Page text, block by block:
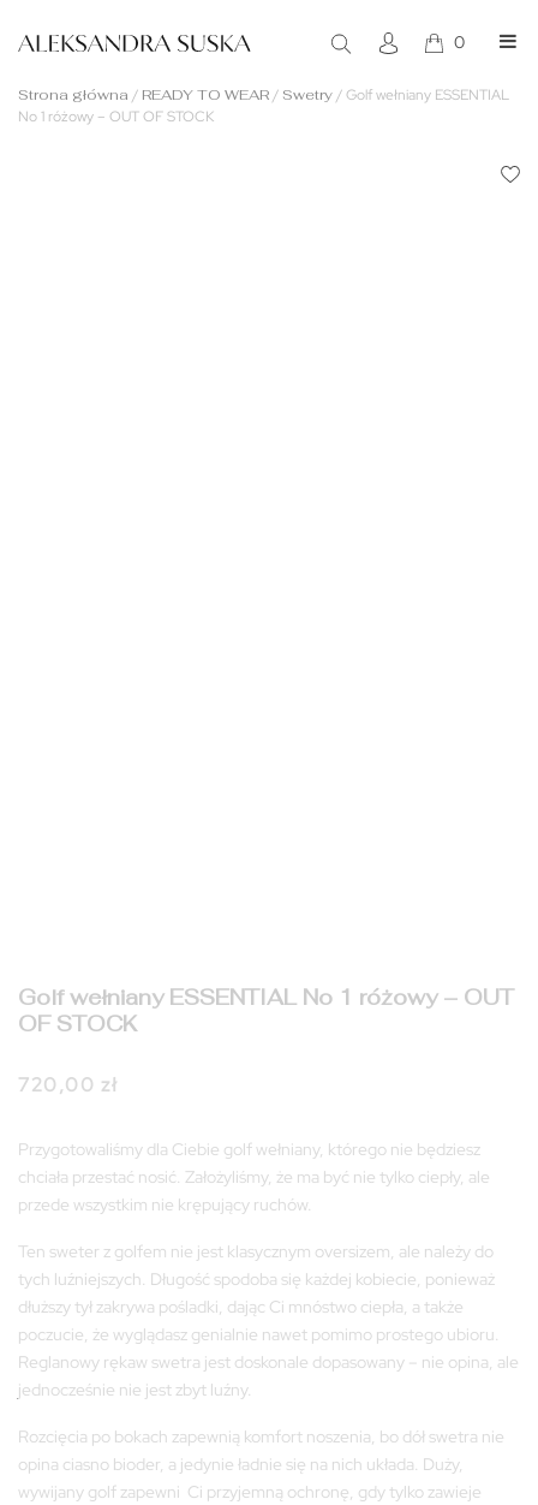
0
Strona główna / READY TO WEAR/ Swetry/Golf wełniany ESSENTIAL
No 1 różowy – OUT OF STOCK
Golf wełniany ESSENTIAL No 1 różowy – OUT
OF STOCK
720,00 zł
Przygotowaliśmy dla Ciebie golf wełniany, którego nie będziesz
chciała przestać nosić. Założyliśmy, że ma być nie tylko ciepły, ale
przede wszystkim nie krępujący ruchów.
Ten sweter z golfem nie jest klasycznym oversizem, ale należy do
tych luźniejszych. Długość spodoba się każdej kobiecie, ponieważ
dłuższy tył zakrywa pośladki, dając Ci mnóstwo ciepła, a także
poczucie, że wyglądasz genialnie nawet pomimo prostego ubioru.
Reglanowy rękaw swetra jest doskonale dopasowany – nie opina, ale
jednocześnie nie jest zbyt luźny.
Rozcięcia po bokach zapewnią komfort noszenia, bo dół swetra nie
opina ciasno bioder, a jedynie ładnie się na nich układa. Duży,
wywijany golf zapewni Ci przyjemną ochronę, gdy tylko zawieje